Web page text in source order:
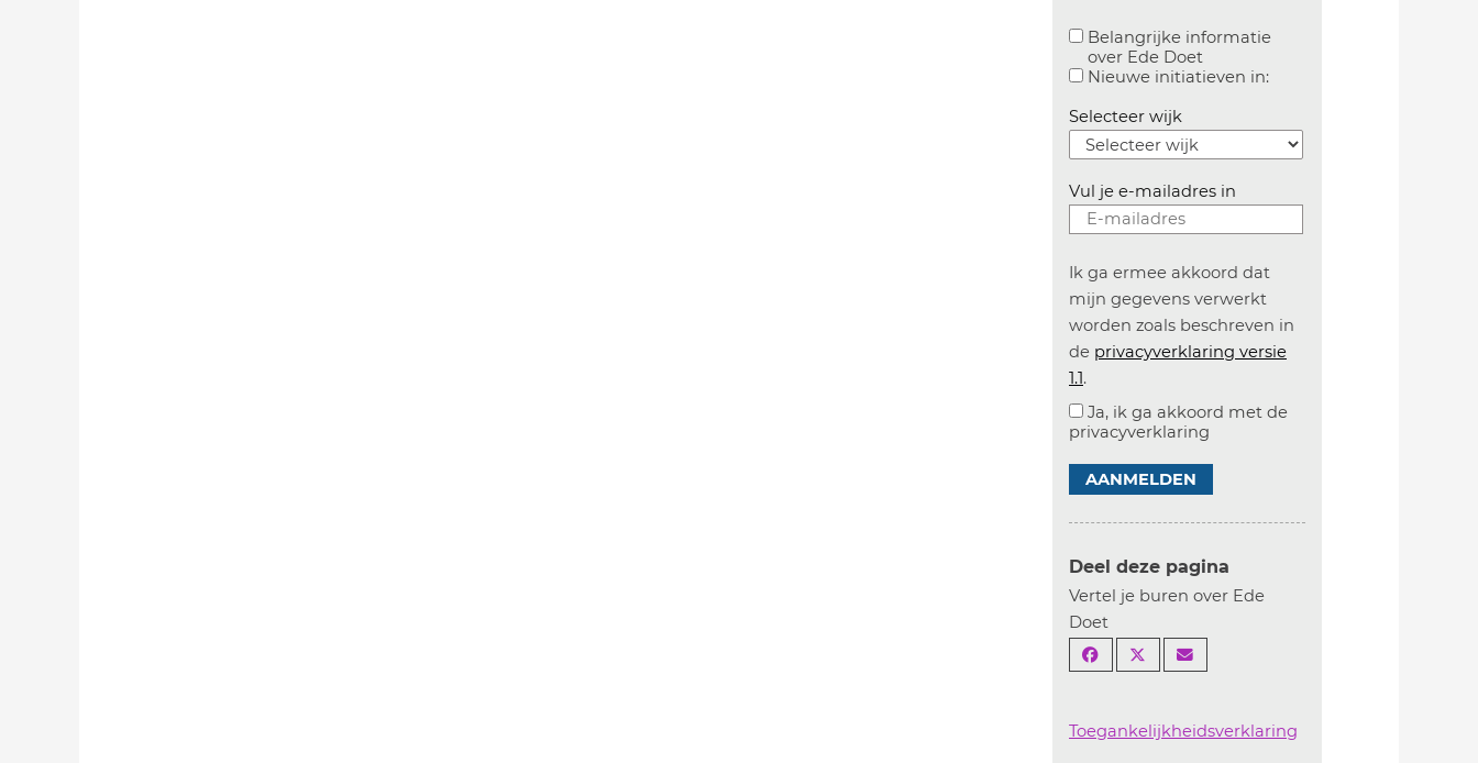
Belangrijke informatie
over Ede Doet
Aanvinken om belangrijke informatie over
Nieuwe initiatieven in:Aanvinken om
Selecteer wijk
Vul je e-mailadres in
Ik ga ermee akkoord dat
mijn gegevens verwerkt
worden zoals beschreven in
de privacyverklaring versie
1.1.
Ja, ik ga akkoord met de
privacyverklaring
AANMELDEN
Deel deze pagina
Vertel je buren over Ede
Doet
Toegankelijkheidsverklaring